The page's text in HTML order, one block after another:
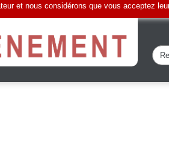
et nous considérons que vous acceptez